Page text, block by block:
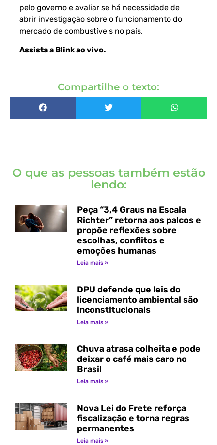
pelo governo e avaliar se há necessidade de
abrir investigação sobre o funcionamento do
mercado de combustíveis no país.
Assista a Blink ao vivo.
Compartilhe o texto:
O que as pessoas também estão
lendo:
Peça “3,4 Graus na Escala
Richter” retorna aos palcos e
propõe reflexões sobre
escolhas, conflitos e
emoções humanas
Leia mais »
DPU defende que leis do
licenciamento ambiental são
inconstitucionais
Leia mais »
Chuva atrasa colheita e pode
deixar o café mais caro no
Brasil
Leia mais »
Nova Lei do Frete reforça
fiscalização e torna regras
permanentes
Leia mais »